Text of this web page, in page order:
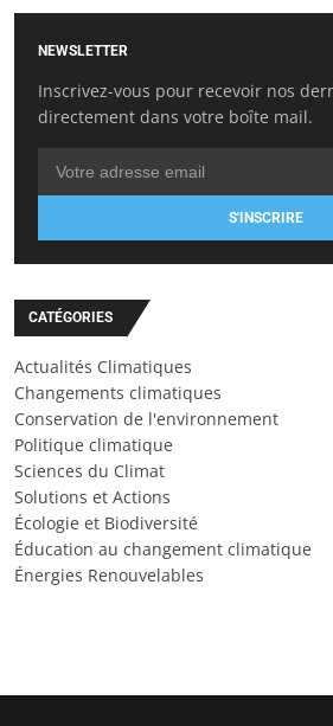
NEWSLETTER
Inscrivez-vous pour recevoir nos
directement dans votre boîte mail.
S'INSCRIRE
CATÉGORIES
Actualités Climatiques
Changements climatiques
Conservation de l'environnement
Politique climatique
Sciences du Climat
Solutions et Actions
Écologie et Biodiversité
Éducation au changement climatique
Énergies Renouvelables